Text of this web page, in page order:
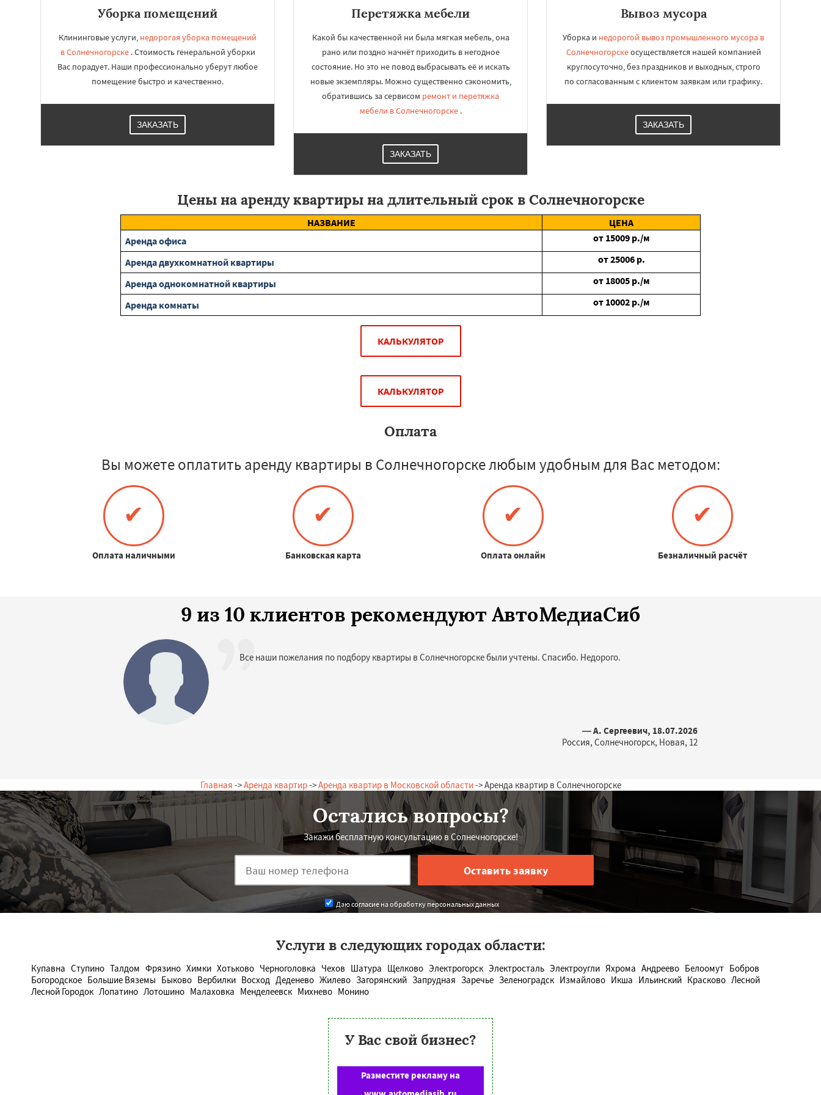
Уборка помещений
Клининговые услуги, недорогая уборка помещений
в Солнечногорске. Стоимость генеральной уборки
Вас порадует. Наши профессионально уберут любое
помещение быстро и качественно.
ЗАКАЗАТЬ
Перетяжка мебели
Какой бы качественной ни была мягкая мебель, она
рано или поздно начнёт приходить в негодное
состояние. Но это не повод выбрасывать её и искать
новые экземпляры. Можно существенно сэкономить,
обратившись за сервисом ремонт и перетяжка
мебели в Солнечногорске.
ЗАКАЗАТЬ
Вывоз мусора
Уборка и недорогой вывоз промышленного мусора в
Солнечногорскеосуществляется нашей компанией
круглосуточно, без праздников и выходных, строго
по согласованным с клиентом заявкам или графику.
ЗАКАЗАТЬ
Цены на аренду квартиры на длительный срок в Солнечногорске
НАЗВАНИЕ
ЦЕНА
Аренда офиса
от 15009 р./м
Аренда двухкомнатной квартиры
от25006 р.
Аренда однокомнатной квартиры
от 18005 р./м
Аренда комнаты
от 10002 р./м
КАЛЬКУЛЯТОР
КАЛЬКУЛЯТОР
Оплата
Вы можете оплатить аренду квартиры в Солнечногорске любым удобным для Вас методом:
✔
Оплата наличными
✔
Банковская карта
✔
Оплата онлайн
✔
Безналичный расчёт
9 из 10 клиентов рекомендуют АвтоМедиаСиб
Все наши пожелания по подбору квартиры в Солнечногорске были учтены. Спасибо. Недорого.
— А. Сергеевич, 18.07.2026
Россия, Солнечногорск, Новая, 12
Главная ->Аренда квартир->Аренда квартир в Московской области-> Аренда квартир в Солнечногорске
Остались вопросы?
Закажи бесплатную консультацию в Солнечногорске!
Даю согласие на обработку персональных данных
Услуги в следующих городах области:
Купавна Ступино Талдом Фрязино Химки Хотьково Черноголовка Чехов Шатура Щелково Электрогорск Электросталь Электроугли Яхрома Андреево Белоомут Бобров
Богородское Большие Вяземы Быково Вербилки Восход Деденево Жилево Загорянский Запрудная Заречье Зеленоградск Измайлово Икша Ильинский Красково Лесной
Лесной Городок Лопатино Лотошино Малаховка Менделеевск Михнево Монино
У Вас свой бизнес?
Разместите рекламу на